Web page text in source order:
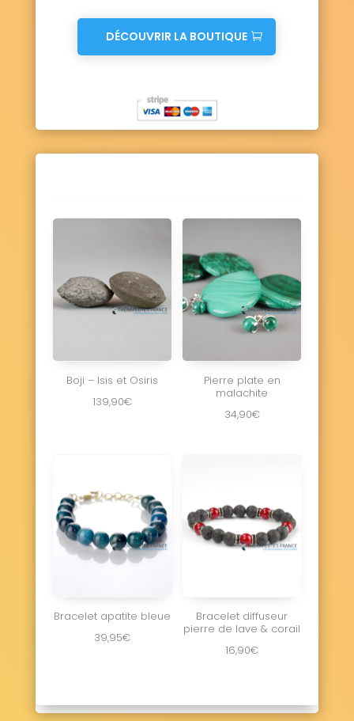
DÉCOUVRIR LA BOUTIQUE
Boji – Isis et Osiris
139,90€
Pierre plate en
malachite
34,90€
Bracelet apatite bleue
39,95€
Bracelet diffuseur
pierre de lave & corail
16,90€